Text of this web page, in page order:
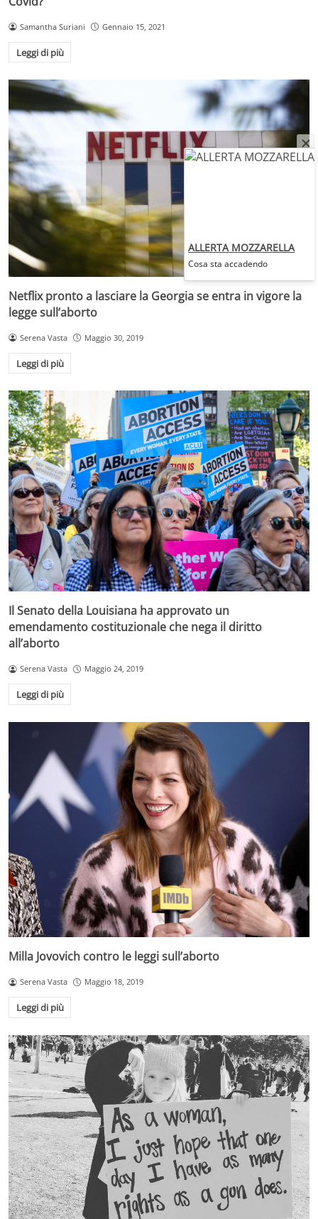
Samantha Suriani Gennaio 15, 2021
Leggi di più
Netflix pronto a lasciare la Georgia se entra in vigore la
legge sull’aborto
Serena Vasta Maggio 30, 2019
Leggi di più
Il Senato della Louisiana ha approvato un
emendamento costituzionale che nega il diritto
all’aborto
Serena Vasta Maggio 24, 2019
Leggi di più
Milla Jovovich contro le leggi sull’aborto
Serena Vasta Maggio 18, 2019
Leggi di più
ALLERTA MOZZARELLA
Cosa sta accadendo